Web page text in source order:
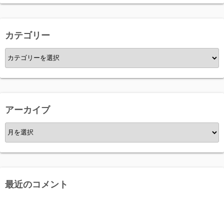
カテゴリー
カ
テ
ゴ
ー
アーカイブ
ア
ー
カ
ブ
最近のコメント